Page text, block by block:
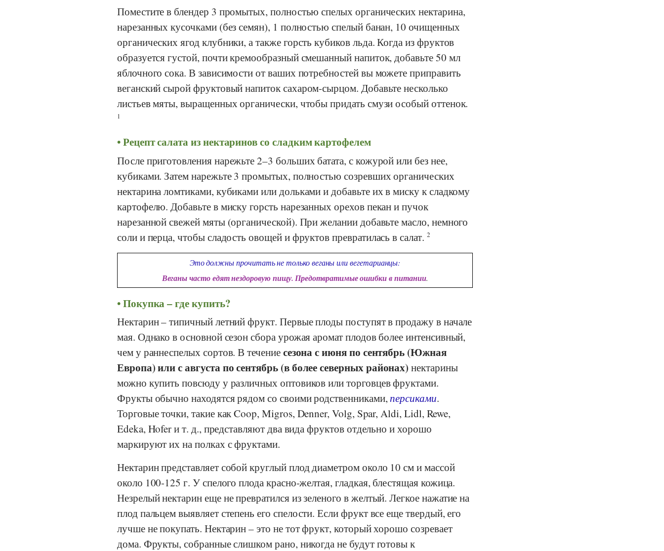
Поместите в блендер 3 промытых, полностью спелых органических нектарина,
нарезанных кусочками (без семян), 1 полностью спелый банан, 10 очищенных
органических ягод клубники, а также горсть кубиков льда. Когда из фруктов
образуется густой, почти кремообразный смешанный напиток, добавьте 50 мл
яблочного сока. В зависимости от ваших потребностей вы можете приправить
веганский сырой фруктовый напиток сахаром-сырцом. Добавьте несколько
листьев мяты, выращенных органически, чтобы придать смузи особый оттенок.
1
Рецепт салата из нектаринов со сладким картофелем
После приготовления нарежьте 2–3 больших батата, с кожурой или без нее,
кубиками. Затем нарежьте 3 промытых, полностью созревших органических
нектарина ломтиками, кубиками или дольками и добавьте их в миску к сладкому
картофелю. Добавьте в миску горсть нарезанных орехов пекан и пучок
нарезанной свежей мяты (органической). При желании добавьте масло, немного
соли и перца, чтобы сладость овощей и фруктов превратилась в салат. 2
Это должны прочитать не только веганы или вегетарианцы:
Веганы часто едят нездоровую пищу. Предотвратимые ошибки в питании.
Покупка – где купить?
Нектарин – типичный летний фрукт. Первые плоды поступят в продажу в начале
мая. Однако в основной сезон сбора урожая аромат плодов более интенсивный,
чем у раннеспелых сортов. В течениесезона с июня по сентябрь (Южная
Европа) или с августа по сентябрь (в более северных районах) нектарины
можно купить повсюду у различных оптовиков или торговцев фруктами.
Фрукты обычно находятся рядом со своими родственниками,персиками.
Торговые точки, такие какCoop, Migros, Denner, Volg, Spar,Aldi, Lidl, Rewe,
Edeka, Hoferи т. д., представляют два вида фруктов отдельно и хорошо
маркируют их на полках с фруктами.
Нектарин представляет собой круглый плод диаметром около 10 см и массой
около 100-125 г. У спелого плода красно-желтая, гладкая, блестящая кожица.
Незрелый нектарин еще не превратился из зеленого в желтый. Легкое нажатие на
плод пальцем выявляет степень его спелости. Если фрукт все еще твердый, его
лучше не покупать. Нектарин – это не тот фрукт, который хорошо созревает
дома. Фрукты, собранные слишком рано, никогда не будут готовы к